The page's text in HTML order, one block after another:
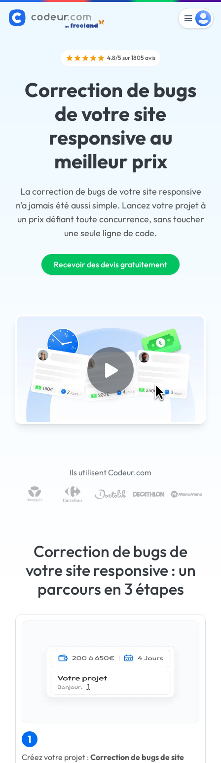
4.8/5 sur 1805 avis
Correction de bugs
de votre site
responsive au
meilleur prix
La correction de bugs de votre site responsive
n'a jamais été aussi simple. Lancez votre projet à
un prix défiant toute concurrence, sans toucher
une seule ligne de code.
Recevoir des devis gratuitement
Ils utilisent Codeur.com
Correction de bugs de
votre site responsive : un
parcours en 3 étapes
1
Créez votre projet : Correction de bugs de site